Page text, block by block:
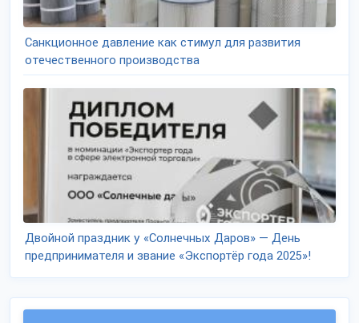
Санкционное давление как стимул для развития
отечественного производства
Двойной праздник у «Солнечных Даров» — День
предпринимателя и звание «Экспортёр года 2025»!